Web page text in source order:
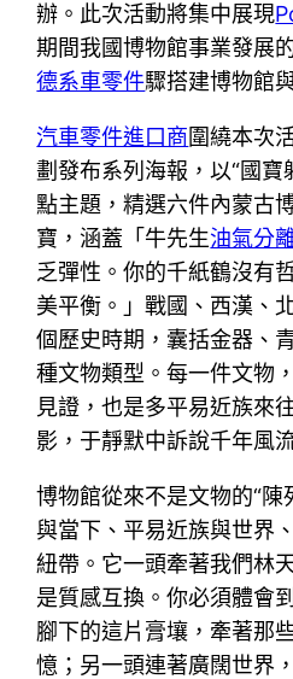
辦。此次活動將集中展現
期間我國博物館事業發展
德系車零件驟搭建博物館
汽車零件進口商圍繞本次
劃發布系列海報，以“國寶
點主題，精選六件內蒙古
寶，涵蓋「牛先生油氣分
乏彈性。你的千紙鶴沒有
美平衡。」戰國、西漢、
個歷史時期，囊括金器、
種文物類型。每一件文物
見證，也是多平易近族來
影，于靜默中訴說千年風
博物館從來不是文物的“陳
與當下、平易近族與世界
紐帶。它一頭牽著我們林
是質感互換。你必須體會
腳下的這片膏壤，牽著那
憶；另一頭連著廣闊世界